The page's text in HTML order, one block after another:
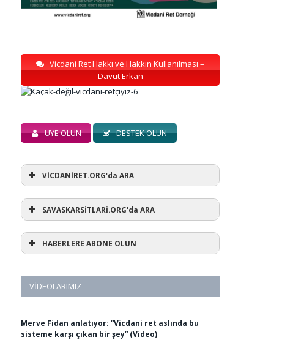
Vicdani Ret Hakkı ve Hakkın Kullanılması –
Davut Erkan
ÜYE OLUN DESTEK OLUN
VİCDANİRET.ORG'da ARA
SAVASKARSİTLARİ.ORG'da ARA
HABERLERE ABONE OLUN
VIDEOLARIMIZ
Merve Fidan anlatıyor: “Vicdani ret aslında bu
sisteme karşı çıkan bir şey” (Video)